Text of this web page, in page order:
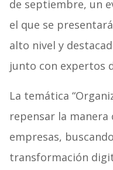
de septiembre, un
el que se
alto nivel y
junto con expertos
La temática
repensar la
empresas,
transformación